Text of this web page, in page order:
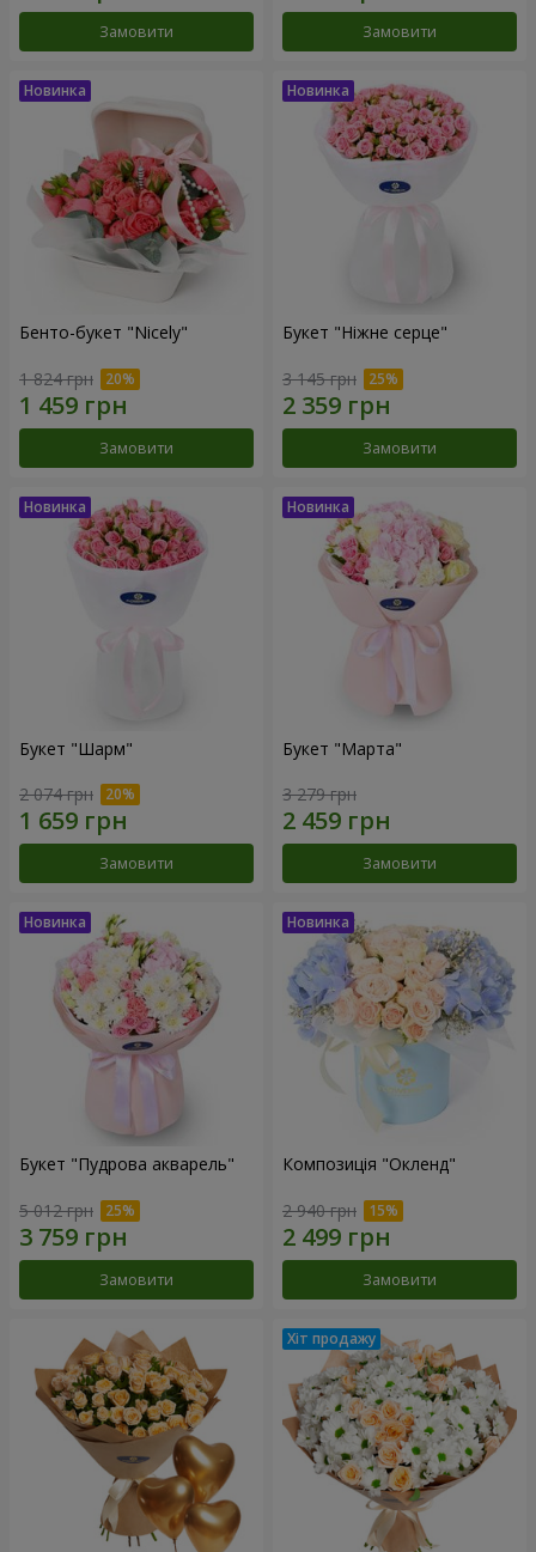
Замовити Замовити
Бенто-букет "Nicely"
1 824 грн
Замовити
Букет "Ніжне серце"
3 145 грн
Замовити
Букет "Шарм"
2 074 грн
Замовити
Букет "Марта"
3 279 грн
Замовити
Букет "Пудрова акварель"
5 012 грн
Замовити
Композиція "Окленд"
2 940 грн
Замовити